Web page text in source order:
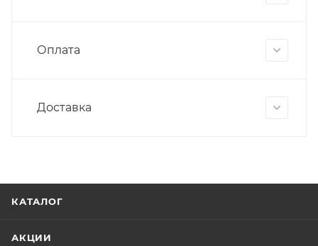
Оплата
Доставка
КАТАЛОГ
АКЦИИ